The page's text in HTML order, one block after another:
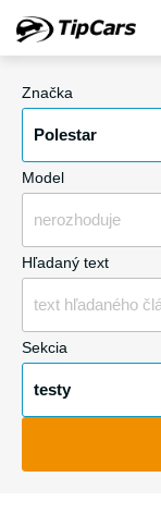
Značka
Polestar
Model
nerozhoduje
Hľadaný text
Sekcia
testy